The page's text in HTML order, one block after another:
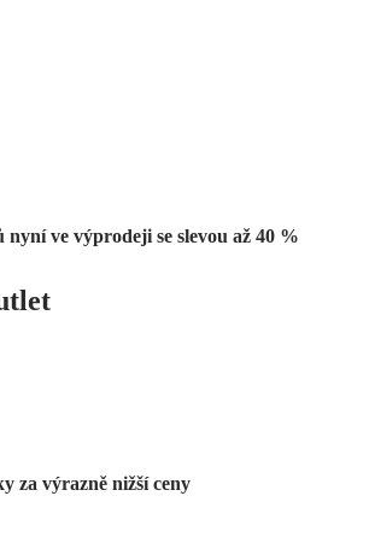
nyní ve výprodeji se slevou až 40 %
za výrazně nižší ceny